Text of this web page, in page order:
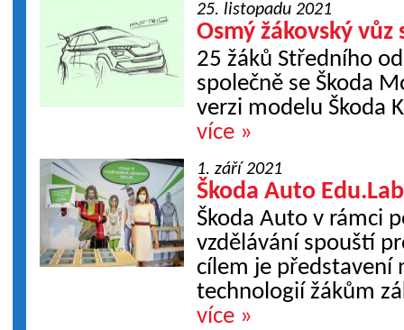
25. listopadu 2021
Osmý žákovský
25 žáků Středního
společně se Škoda
verzi modelu Škoda
více »
1. září 2021
Škoda Auto
Škoda Auto v rámci
vzdělávání spouští
cílem je představení
technologií žákům
více »